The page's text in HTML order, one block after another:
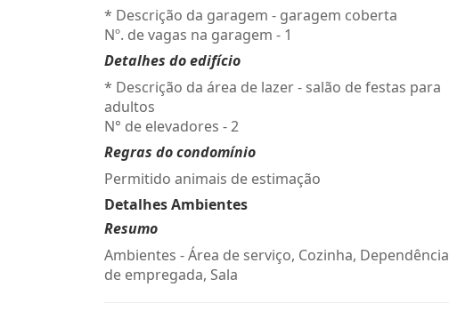
* Descrição da garagem - garagem coberta
Nº. de vagas na garagem - 1
Detalhes do edifício
* Descrição da área de lazer - salão de festas para
adultos
N° de elevadores - 2
Regras do condomínio
Permitido animais de estimação
Detalhes Ambientes
Resumo
Ambientes - Área de serviço, Cozinha, Dependência
de empregada, Sala